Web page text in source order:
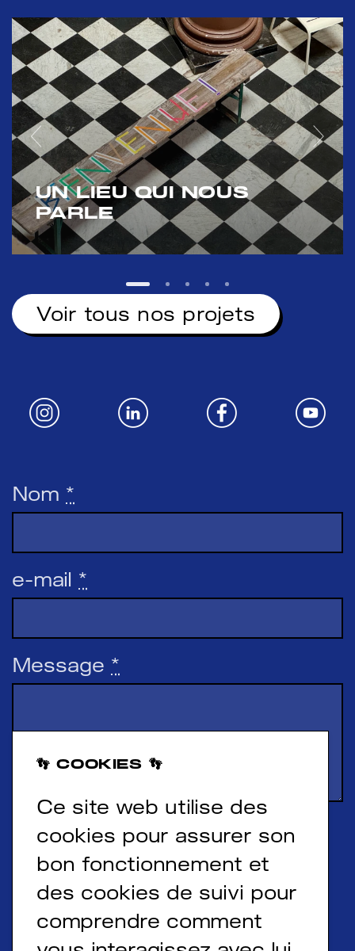
UN LIEU QUI NOUS
PARLE
Voir tous nos projets
Nom *
e-mail *
Message *
Accepter la politique de
confidentialité
Envoyer
👣 COOKIES 👣
Ce site web utilise des
cookies pour assurer son
bon fonctionnement et
des cookies de suivi pour
comprendre comment